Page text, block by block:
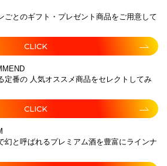
ごとのギフト・プレゼント商品をご用意して
CLICK
定番の 人気オススメ商品をセレクトしてみ
CLICK
幻と呼ばれるプレミアム酒を豊富にラインナ